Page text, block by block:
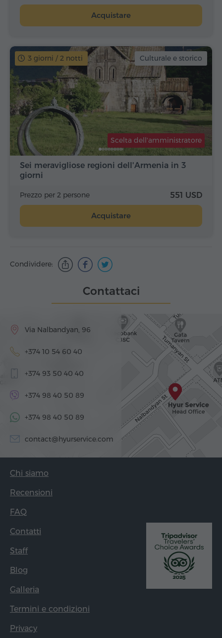
Acquistare
3 giorni / 2 notti Culturale e storico
Sei meravigliose regioni dell'Armenia in 3
giorni
Scelta dell'amministratore
Prezzo per 2 persone 551 USD
Acquistare
Condividere:
Contattaci
Via Nalbandyan, 96
+374 10 54 60 40
+374 93 50 40 40
+374 98 40 50 89
+374 98 40 50 89
contact@hyurservice.com
Chi siamo
Recensioni
FAQ
Contatti
Staff
Blog
Galleria
Termini e condizioni
Privacy